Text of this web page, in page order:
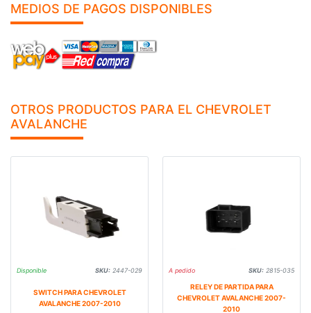
MEDIOS DE PAGOS DISPONIBLES
OTROS PRODUCTOS PARA EL CHEVROLET
AVALANCHE
Disponible SKU: 2447-029
SWITCH PARA CHEVROLET
AVALANCHE 2007-2010
A pedido SKU: 2815-035
RELEY DE PARTIDA PARA
CHEVROLET AVALANCHE 2007-
2010